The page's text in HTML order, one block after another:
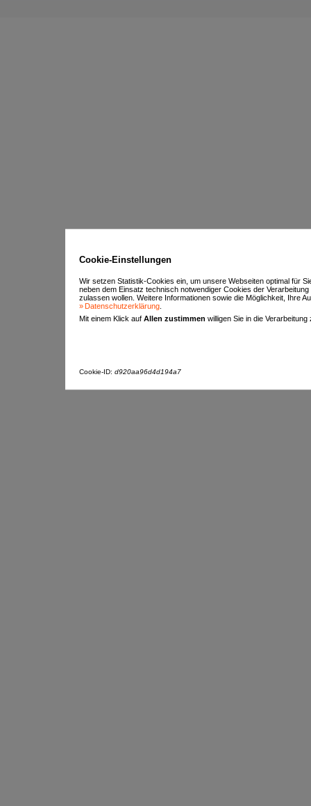
Cookie-Einstellungen
Wir setzen Statistik-Cookies ein, um unsere Webseiten optimal für
neben dem Einsatz technisch notwendiger Cookies der
zulassen wollen. Weitere Informationen sowie die Möglichkeit, Ihre
Datenschutzerklärung
Mit einem Klick auf Allen zustimmen willigen Sie in die
Cookie-ID: d920aa96d4d194a7